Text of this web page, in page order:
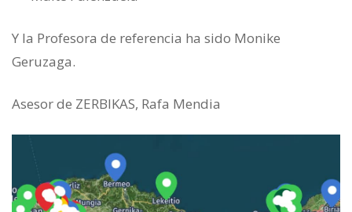
Y la Profesora de referencia ha sido Monike
Geruzaga.
Asesor de ZERBIKAS, Rafa Mendia